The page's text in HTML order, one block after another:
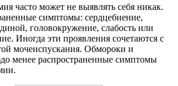
часто может не выявлять себя никак.
симптомы: сердцебиение,
головокружение, слабость или
Иногда эти проявления сочетаются с
мочеиспускания. Обмороки и
менее распространенные симптомы